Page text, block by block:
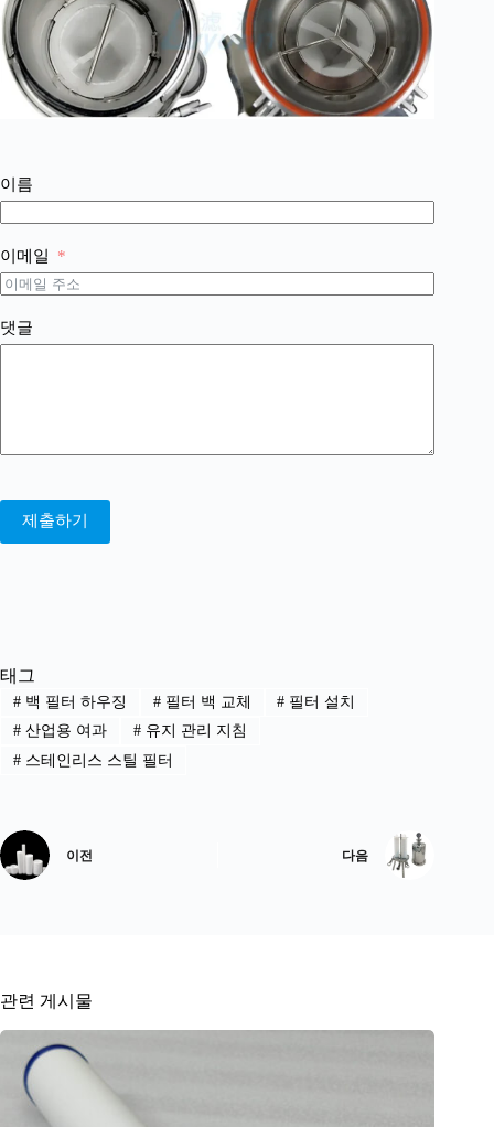
이름
이메일
댓글
제출하기
태그
#백 필터 하우징 #필터 백 교체 # 필터 설치
#산업용 여과 #유지 관리 지침
#스테인리스 스틸 필터
이전 다음
관련 게시물